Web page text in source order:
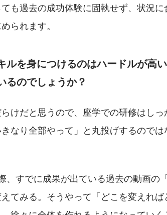
も過去の成功体験に固執せず、状況
られます。
を身につけるのはハードルが高
るのでしょうか？
けだと思うので、座学での研修はしっ
なり全部やって」と丸投げするので
、すでに成果が出ている過去の動画の
てみる。そうやって「どこを変えれば